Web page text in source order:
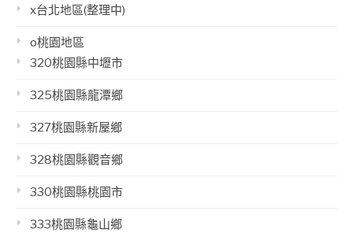
x台北地區(整理中)
o桃園地區
320桃園縣中壢市
325桃園縣龍潭鄉
327桃園縣新屋鄉
328桃園縣觀音鄉
330桃園縣桃園市
333桃園縣龜山鄉